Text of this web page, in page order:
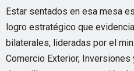
Estar sentados en esa mesa
logro estratégico que
bilaterales, lideradas por el
Comercio Exterior,